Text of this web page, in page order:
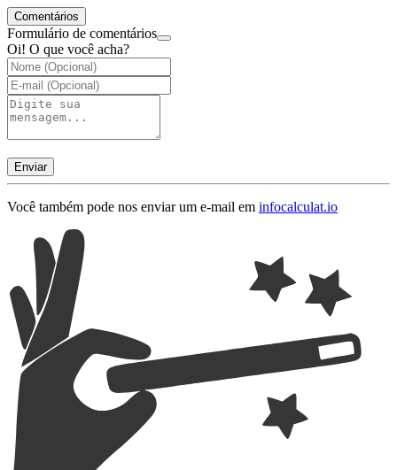
Comentários
Formulário de comentários
Oi! O que você acha?
Enviar
Você também pode nos enviar um e-mail em infocalculat.io